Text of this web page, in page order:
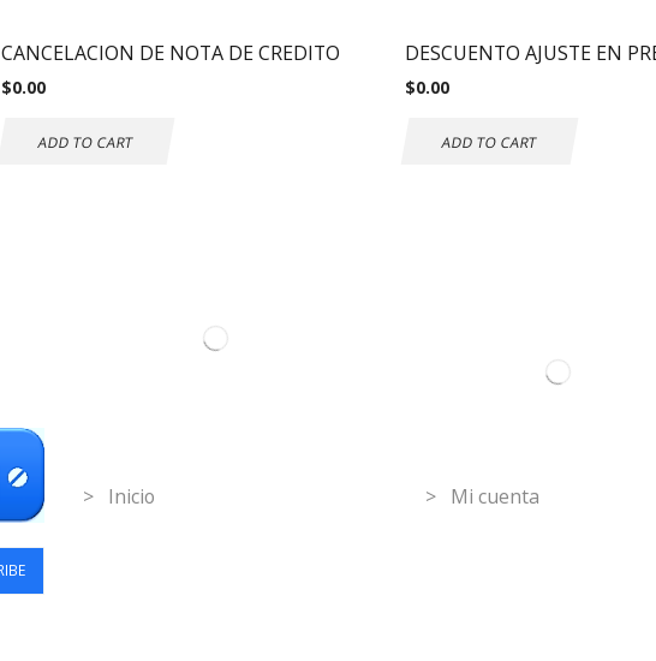
CANCELACION DE NOTA DE CREDITO
$0.00
ADD TO CART
DESCUENTO AJUSTE EN
$0.00
ADD TO CART
> Inicio > Mi cuenta